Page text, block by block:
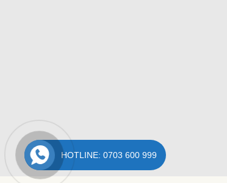
HOTLINE: 0703 600 999